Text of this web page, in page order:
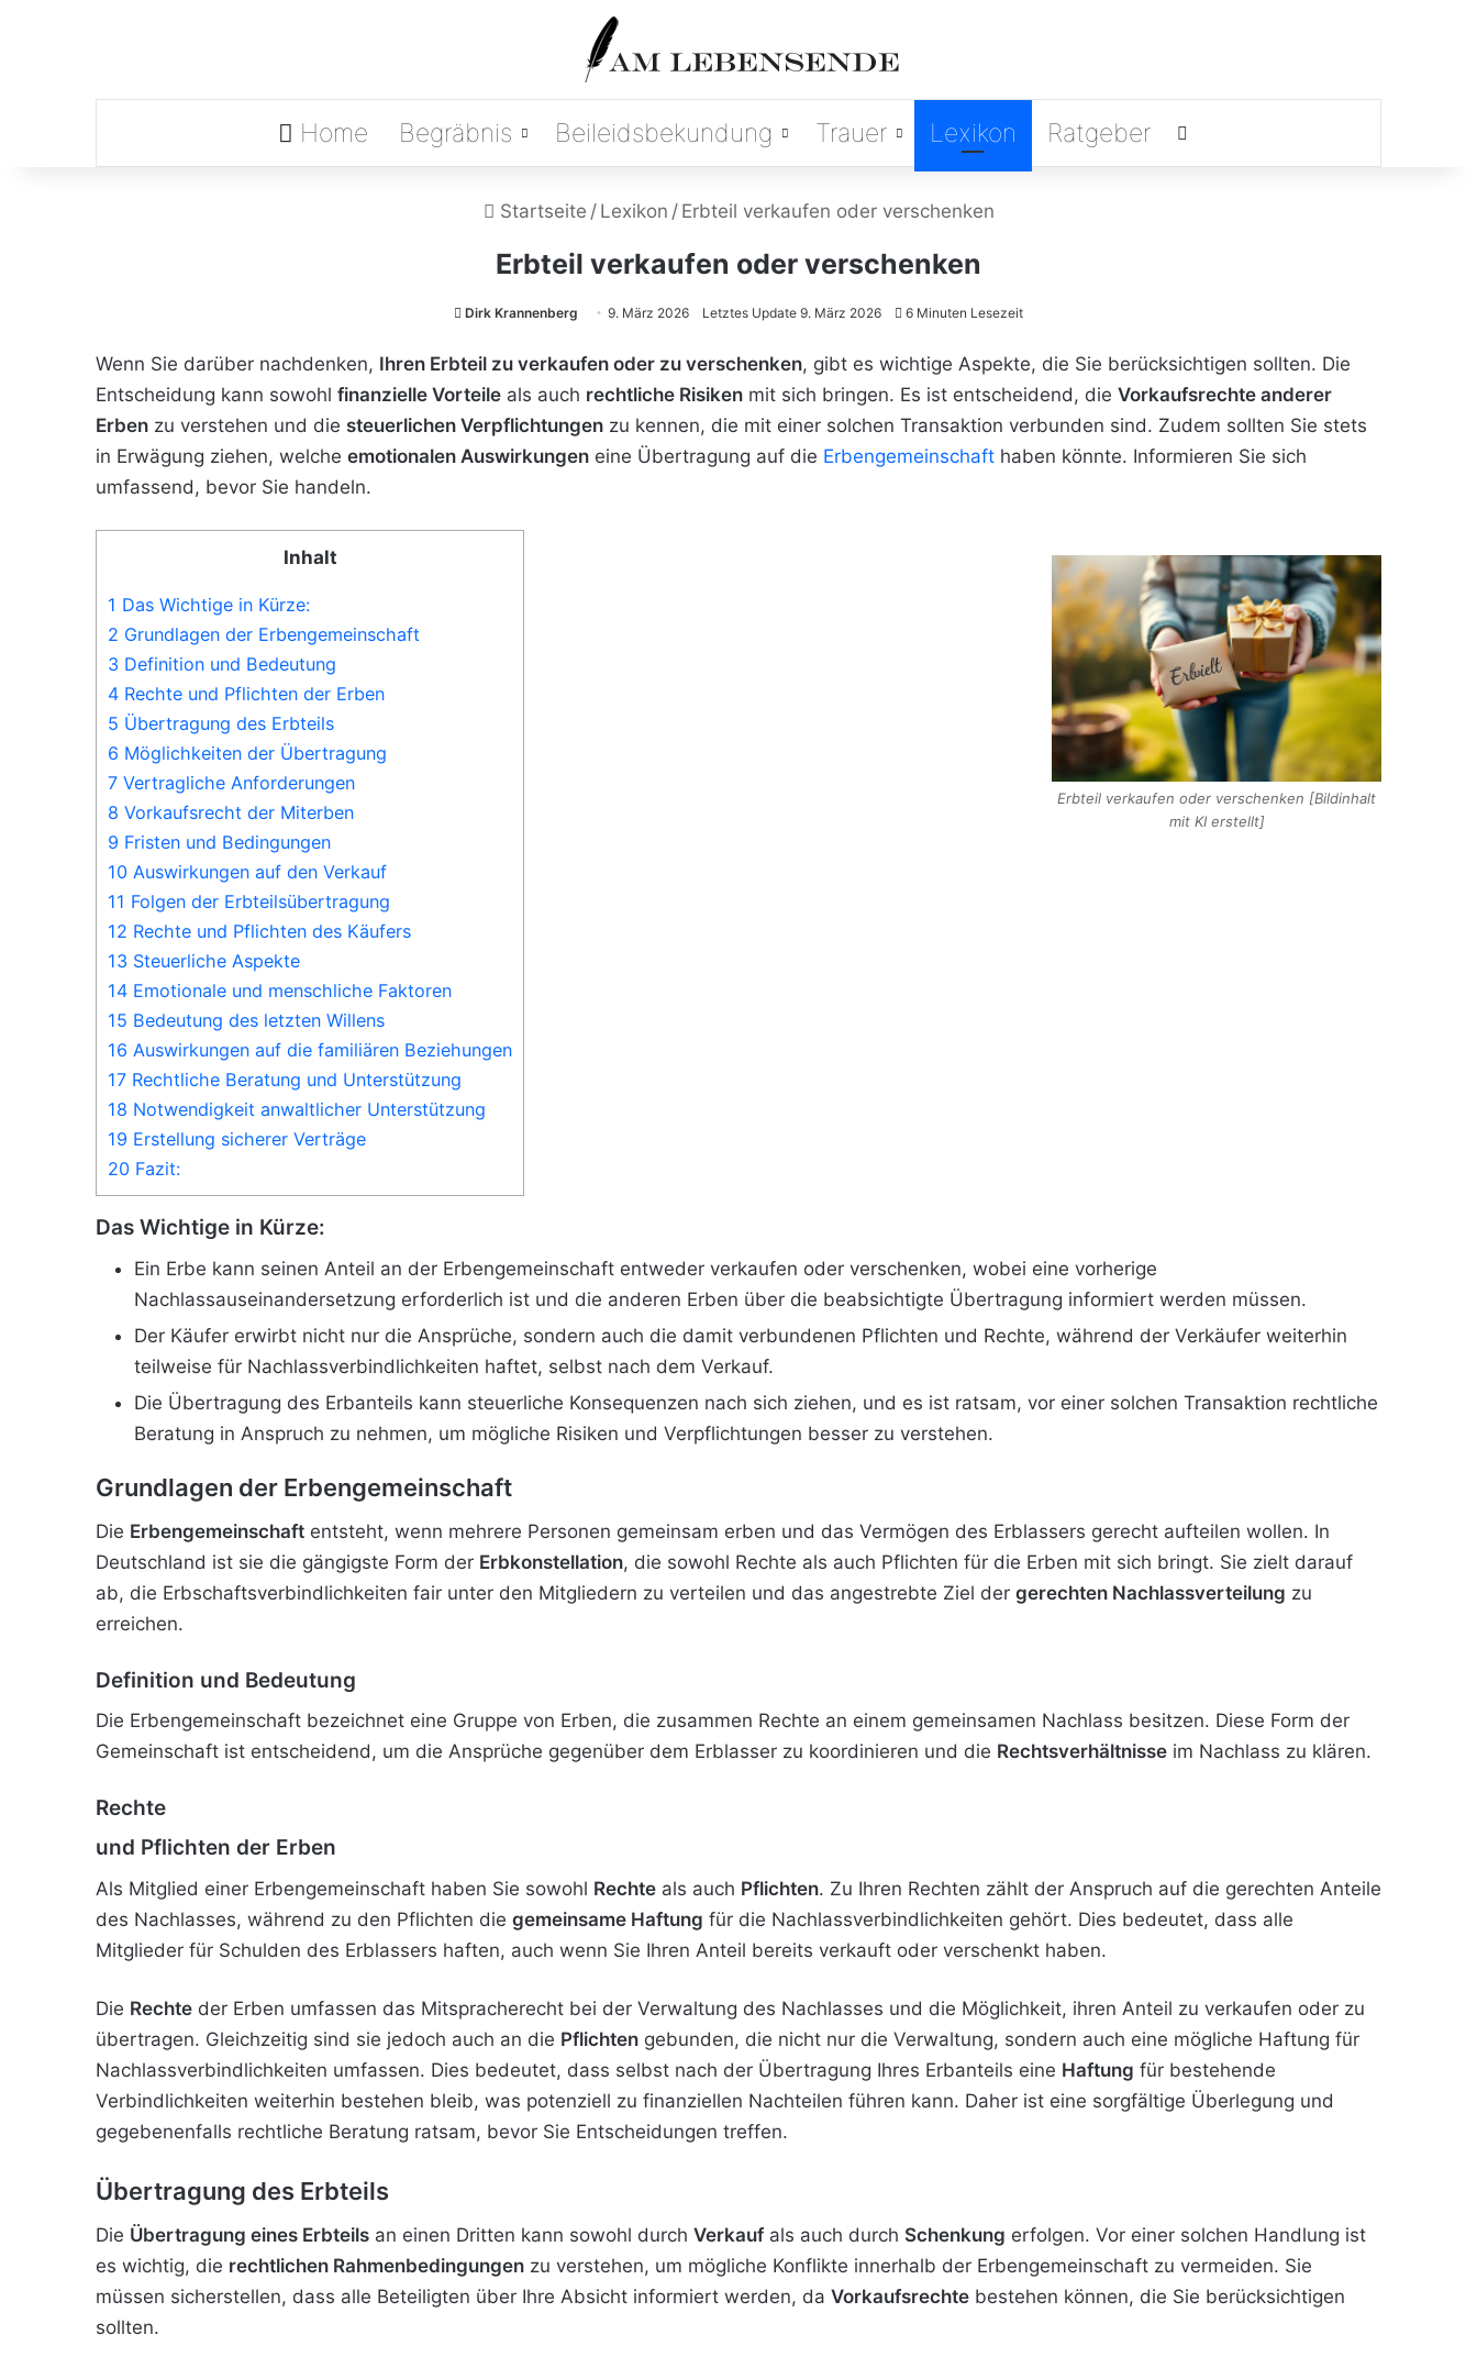
Home Begräbnis Beileidsbekundung Trauer Lexikon Ratgeber
Startseite / Lexikon / Erbteil verkaufen oder verschenken
Erbteil verkaufen oder verschenken
Dirk Krannenberg 9. März 2026 Letztes Update 9. März 2026 6 Minuten Lesezeit
Wenn Sie darüber nachdenken, Ihren Erbteil zu verkaufen oder zu verschenken, gibt es wichtige Aspekte, die Sie berücksichtigen sollten. Die
Entscheidung kann sowohl finanzielle Vorteile als auch rechtliche Risiken mit sich bringen. Es ist entscheidend, die Vorkaufsrechte anderer
Erben zu verstehen und die steuerlichen Verpflichtungen zu kennen, die mit einer solchen Transaktion verbunden sind. Zudem sollten Sie stets
in Erwägung ziehen, welche emotionalen Auswirkungen eine Übertragung auf die Erbengemeinschaft haben könnte. Informieren Sie sich
umfassend, bevor Sie handeln.
Erbteil verkaufen oder verschenken [Bildinhalt
mit KI erstellt]
Inhalt
1 Das Wichtige in Kürze:
2 Grundlagen der Erbengemeinschaft
3 Definition und Bedeutung
4 Rechte und Pflichten der Erben
5 Übertragung des Erbteils
6 Möglichkeiten der Übertragung
7 Vertragliche Anforderungen
8 Vorkaufsrecht der Miterben
9 Fristen und Bedingungen
10 Auswirkungen auf den Verkauf
11 Folgen der Erbteilsübertragung
12 Rechte und Pflichten des Käufers
13 Steuerliche Aspekte
14 Emotionale und menschliche Faktoren
15 Bedeutung des letzten Willens
16 Auswirkungen auf die familiären Beziehungen
17 Rechtliche Beratung und Unterstützung
18 Notwendigkeit anwaltlicher Unterstützung
19 Erstellung sicherer Verträge
20 Fazit:
Das Wichtige in Kürze:
Ein Erbe kann seinen Anteil an der Erbengemeinschaft entweder verkaufen oder verschenken, wobei eine vorherige
Nachlassauseinandersetzung erforderlich ist und die anderen Erben über die beabsichtigte Übertragung informiert werden müssen.
Der Käufer erwirbt nicht nur die Ansprüche, sondern auch die damit verbundenen Pflichten und Rechte, während der Verkäufer weiterhin
teilweise für Nachlassverbindlichkeiten haftet, selbst nach dem Verkauf.
Die Übertragung des Erbanteils kann steuerliche Konsequenzen nach sich ziehen, und es ist ratsam, vor einer solchen Transaktion rechtliche
Beratung in Anspruch zu nehmen, um mögliche Risiken und Verpflichtungen besser zu verstehen.
Grundlagen der Erbengemeinschaft
Die Erbengemeinschaft entsteht, wenn mehrere Personen gemeinsam erben und das Vermögen des Erblassers gerecht aufteilen wollen. In
Deutschland ist sie die gängigste Form der Erbkonstellation, die sowohl Rechte als auch Pflichten für die Erben mit sich bringt. Sie zielt darauf
ab, die Erbschaftsverbindlichkeiten fair unter den Mitgliedern zu verteilen und das angestrebte Ziel der gerechten Nachlassverteilung zu
erreichen.
Definition und Bedeutung
Die Erbengemeinschaft bezeichnet eine Gruppe von Erben, die zusammen Rechte an einem gemeinsamen Nachlass besitzen. Diese Form der
Gemeinschaft ist entscheidend, um die Ansprüche gegenüber dem Erblasser zu koordinieren und die Rechtsverhältnisse im Nachlass zu klären.
Rechte
und Pflichten der Erben
Als Mitglied einer Erbengemeinschaft haben Sie sowohl Rechte als auch Pflichten. Zu Ihren Rechten zählt der Anspruch auf die gerechten Anteile
des Nachlasses, während zu den Pflichten die gemeinsame Haftung für die Nachlassverbindlichkeiten gehört. Dies bedeutet, dass alle
Mitglieder für Schulden des Erblassers haften, auch wenn Sie Ihren Anteil bereits verkauft oder verschenkt haben.
Die Rechte der Erben umfassen das Mitspracherecht bei der Verwaltung des Nachlasses und die Möglichkeit, ihren Anteil zu verkaufen oder zu
übertragen. Gleichzeitig sind sie jedoch auch an die Pflichten gebunden, die nicht nur die Verwaltung, sondern auch eine mögliche Haftung für
Nachlassverbindlichkeiten umfassen. Dies bedeutet, dass selbst nach der Übertragung Ihres Erbanteils eine Haftung für bestehende
Verbindlichkeiten weiterhin bestehen bleib, was potenziell zu finanziellen Nachteilen führen kann. Daher ist eine sorgfältige Überlegung und
gegebenenfalls rechtliche Beratung ratsam, bevor Sie Entscheidungen treffen.
Übertragung des Erbteils
Die Übertragung eines Erbteils an einen Dritten kann sowohl durch Verkaufals auch durch Schenkung erfolgen. Vor einer solchen Handlung ist
es wichtig, die rechtlichen Rahmenbedingungen zu verstehen, um mögliche Konflikte innerhalb der Erbengemeinschaft zu vermeiden. Sie
müssen sicherstellen, dass alle Beteiligten über Ihre Absicht informiert werden, da Vorkaufsrechte bestehen können, die Sie berücksichtigen
sollten.